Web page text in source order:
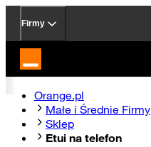
Firmy
Strona główna Orange.pl
Orange.pl
Małe i Średnie Firmy
Sklep
Etui na telefon